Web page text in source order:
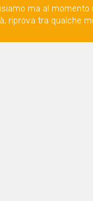
ma al momento
riprova tra qualche